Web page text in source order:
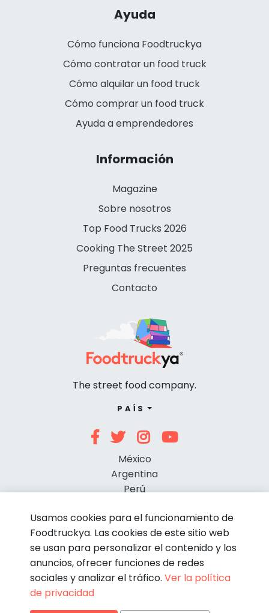
Ayuda
Cómo funciona Foodtruckya
Cómo contratar un food truck
Cómo alquilar un food truck
Cómo comprar un food truck
Ayuda a emprendedores
Información
Magazine
Sobre nosotros
Top Food Trucks 2026
Cooking The Street 2025
Preguntas frecuentes
Contacto
The street food company.
PAÍS
México
Argentina
Perú
© Foodtruckya 2026
Usamos cookies para el funcionamiento de
Foodtruckya. Las cookies de este sitio web
se usan para personalizar el contenido y los
anuncios, ofrecer funciones de redes
sociales y analizar el tráfico. Ver la política
de privacidad